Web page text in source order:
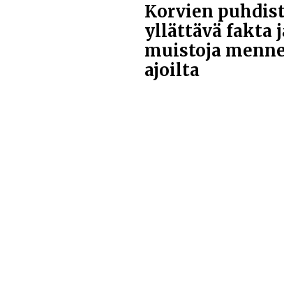
Korvien
yllättävä fakta
muistoja
ajoilta